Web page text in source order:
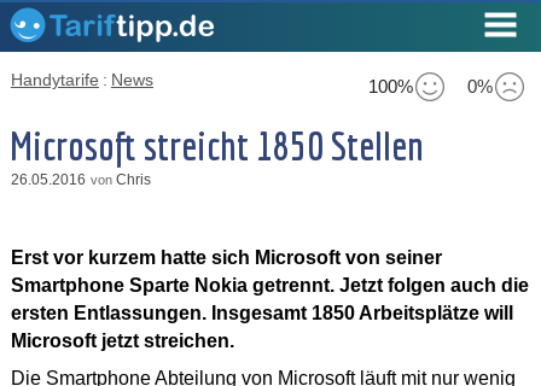
100% 0%
Handytarife : News
Microsoft streicht 1850 Stellen
26.05.2016 von Chris
Erst vor kurzem hatte sich Microsoft von seiner
Smartphone Sparte Nokia getrennt. Jetzt folgen auch die
ersten Entlassungen. Insgesamt 1850 Arbeitsplätze will
Microsoft jetzt streichen.
Die Smartphone Abteilung von Microsoft läuft mit nur wenig